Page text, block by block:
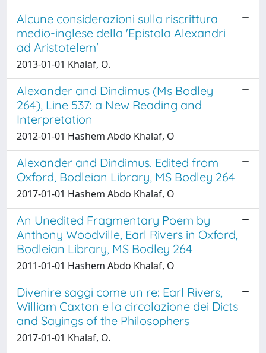
Alcune considerazioni sulla riscrittura
medio-inglese della 'Epistola Alexandri
ad Aristotelem'
2013-01-01 Khalaf, O.
Alexander and Dindimus (Ms Bodley
264), Line 537: a New Reading and
Interpretation
2012-01-01 Hashem Abdo Khalaf, O
Alexander and Dindimus. Edited from
Oxford, Bodleian Library, MS Bodley 264
2017-01-01 Hashem Abdo Khalaf, O
An Unedited Fragmentary Poem by
Anthony Woodville, Earl Rivers in Oxford,
Bodleian Library, MS Bodley 264
2011-01-01 Hashem Abdo Khalaf, O
Divenire saggi come un re: Earl Rivers,
William Caxton e la circolazione dei Dicts
and Sayings of the Philosophers
2017-01-01 Khalaf, O.